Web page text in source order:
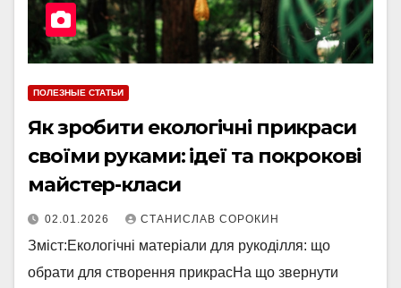
ПОЛЕЗНЫЕ СТАТЬИ
Як зробити екологічні прикраси
своїми руками: ідеї та покрокові
майстер-класи
02.01.2026 СТАНИСЛАВ СОРОКИН
Зміст:Екологічні матеріали для рукоділля: що
обрати для створення прикрасНа що звернути